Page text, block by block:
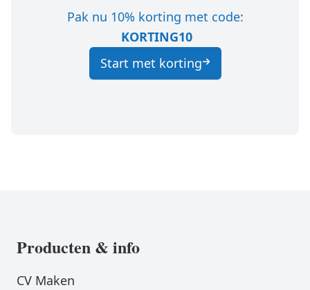
Pak nu 10% korting met code:
KORTING10
Start met korting
Producten & info
CV Maken